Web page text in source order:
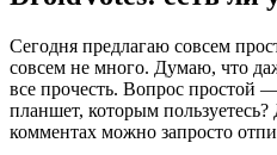
Сегодня предлагаю совсем
совсем не много. Думаю, что
все прочесть. Вопрос простой
планшет, которым
комментах можно запросто